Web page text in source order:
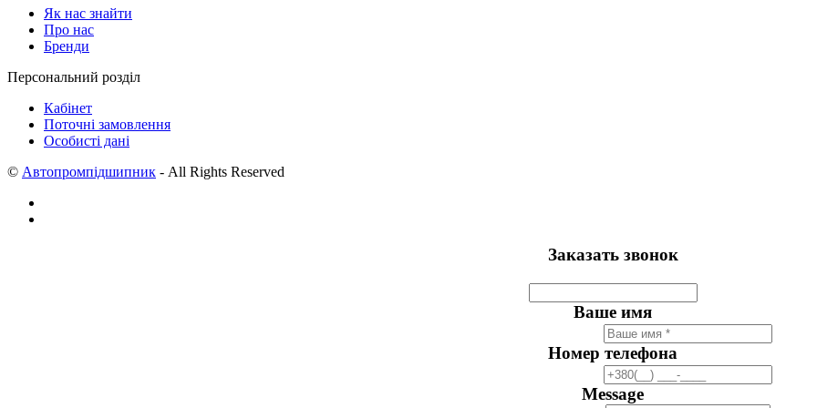
Як нас знайти
Про нас
Бренди
Персональний розділ
Кабінет
Поточні замовлення
Особисті дані
© Автопромпідшипник - All Rights Reserved
Заказать звонок
Ваше имя
Номер телефона
Message